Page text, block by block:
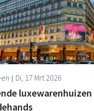
Di, 17 Mrt 2026